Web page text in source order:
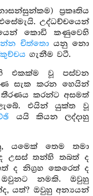
ප්‍රකෘතිය
උද්ධච්චයෙන්
කොඩි කණුවෙහි
චිත්තො යනු නො
ගැනීම වටී.
එකක්ම වූ පස්වන
සැක කරන හෙයින්
තීරණය කරන්ට අසමත්
එයින් යුක්ත වූ
යයි කියන ලද්දාහු
යමෙක් තෙම තමා
උසස් තන්හි තබත් ද
ද නිග්‍රහ කෙරෙත් ද
නමකි. ඔවුහු
යත්? ඔවුහු අන්‍යයන්